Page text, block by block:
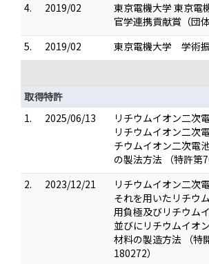
4.
2019/02
東京電機大学 東京
官学連携貢献賞（団体
5.
2019/02
東京電機大学 学術
取得特許
1.
2025/06/13
リチウムイオン二次
リチウムイオン二次
チウムイオン二次電
の製法方法 （特許第
2.
2023/12/21
リチウムイオン二次
それを用いたリチウ
用負極及びリチウム
並びにリチウムイオ
材料の製造方法 （特
180272）